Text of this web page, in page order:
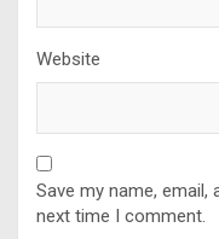
Website
Save my name,
next time I comment.